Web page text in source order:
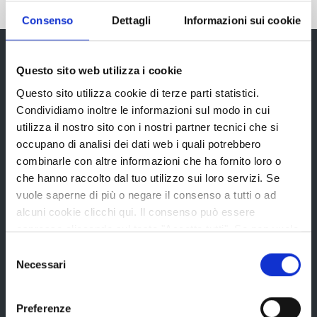
Consenso Dettagli Informazioni sui cookie
Questo sito web utilizza i cookie
Questo sito utilizza cookie di terze parti statistici.
Condividiamo inoltre le informazioni sul modo in cui
utilizza il nostro sito con i nostri partner tecnici che si
occupano di analisi dei dati web i quali potrebbero
combinarle con altre informazioni che ha fornito loro o
che hanno raccolto dal tuo utilizzo sui loro servizi. Se
vuole saperne di più o negare il consenso a tutti o ad
alcuni cookie clicchi qui. Il consenso può essere
espresso cliccando sul tasto "Accetta tutti". Se non vuole
tasto "Rifiuta".
delNecessari
Preferenze
Provincia di Reggio Emilia
La Provincia
Organi di governo
Statuto e Regolamenti
Uffici e orari